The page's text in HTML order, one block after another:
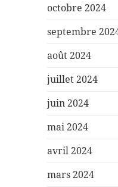
octobre 2024
septembre
août 2024
juillet 2024
juin 2024
mai 2024
avril 2024
mars 2024